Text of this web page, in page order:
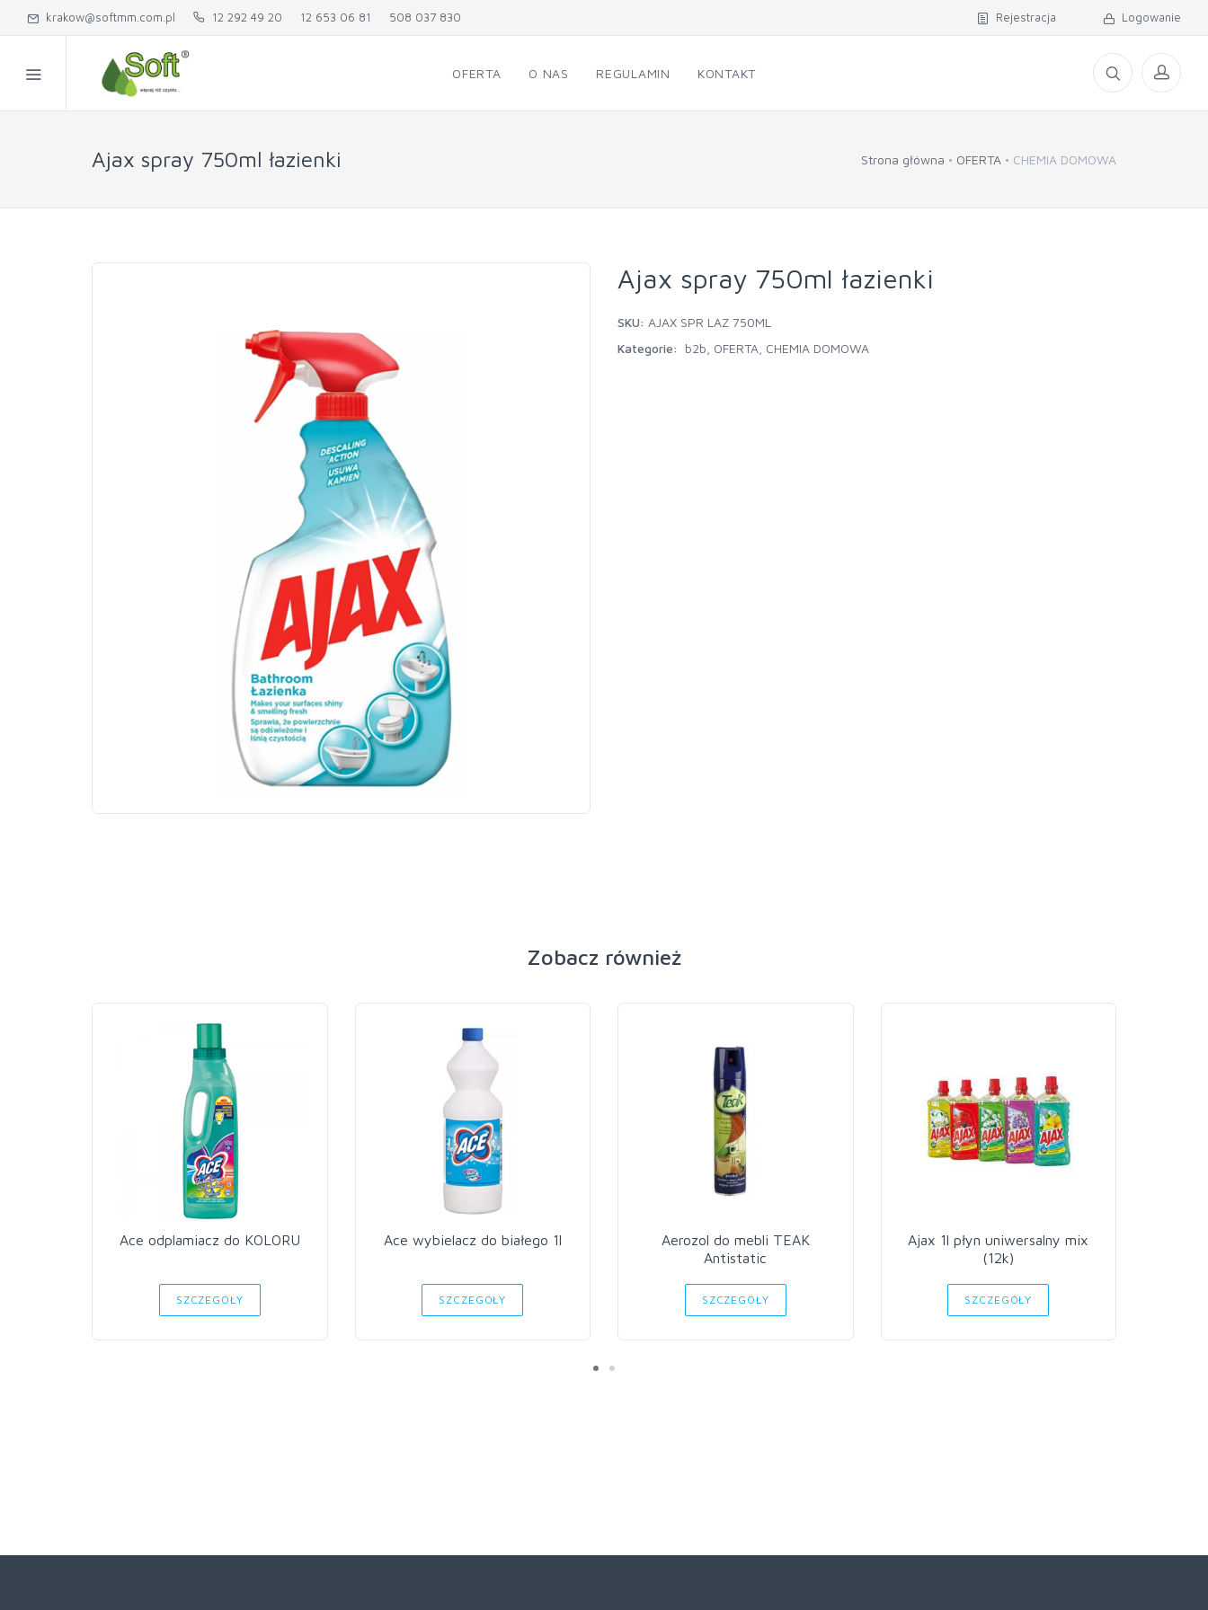
krakow@softmm.com.pl 12 292 49 20 12 653 06 81 508 037 830 Rejestracja Logowanie
OFERTA O NAS REGULAMIN KONTAKT
Ajax spray 750ml łazienki Strona główna OFERTA CHEMIA DOMOWA
Ajax spray 750ml łazienki
SKU: AJAX SPR LAZ 750ML
Kategorie:
b2b OFERTA CHEMIA DOMOWA
Zobacz również
Ace odplamiacz do KOLORU
SZCZEGÓŁY
Ace wybielacz do białego 1l
SZCZEGÓŁY
Aerozol do mebli TEAK
Antistatic
SZCZEGÓŁY
Ajax 1l płyn uniwersalny mix
(12k)
SZCZEGÓŁY